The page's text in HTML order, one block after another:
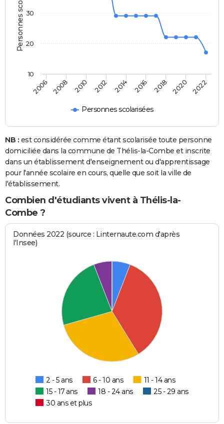
Personnes scolarisées
2006 2008 2010 2012 2014 2016 2018 2020 2022
10
20
30
NB : est considérée comme étant scolarisée toute personne
domiciliée dans la commune de Thélis-la-Combe et inscrite
dans un établissement d'enseignement ou d'apprentissage
pour l'année scolaire en cours, quelle que soit la ville de
l'établissement.
Combien d'étudiants vivent à Thélis-la-
Combe ?
Données 2022 (source : Linternaute.com d'après
l'Insee)
2 - 5 ans 6 - 10 ans
11 - 14 ans
15 - 17 ans
18 - 24 ans
25 - 29 ans
30 ans et plus